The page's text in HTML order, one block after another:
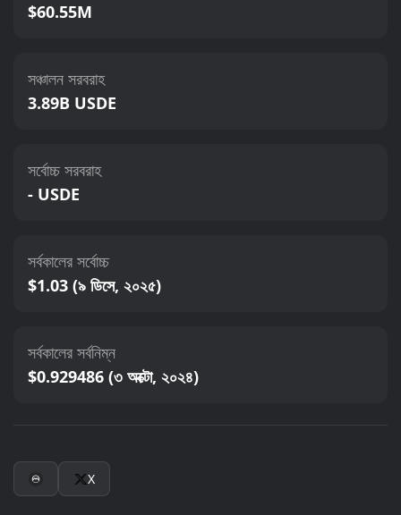
$60.55M
সঞ্চালন সরবরাহ
3.89B USDE
সর্বোচ্চ সরবরাহ
- USDE
সর্বকালের সর্বোচ্চ
$1.03 (৯ ডিসে, ২০২৫)
সর্বকালের সর্বনিম্ন
$0.929486 (৩ অক্টো, ২০২৪)
X